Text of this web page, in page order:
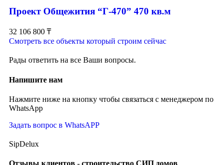
Проект Общежития “Г-470” 470 кв.м
32 106 800 ₸
Смотреть все объекты который строим сейчас
Рады ответить на все Ваши вопросы.
Напишите нам
Нажмите ниже на кнопку чтобы связаться с менеджером по
WhatsApp
Задать вопрос в WhatsAPP
SipDelux